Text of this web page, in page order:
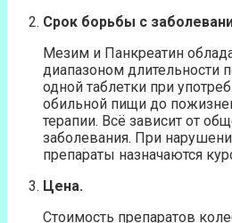
Срок борьбы с
Мезим и Панкреатин
диапазоном длительности
одной таблетки при
обильной пищи до
терапии. Всё зависит от
заболевания. При
препараты назначаются
Цена.
Стоимость препаратов